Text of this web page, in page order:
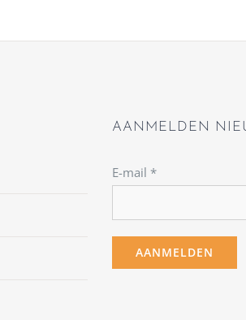
AANMELDEN
E-mail *